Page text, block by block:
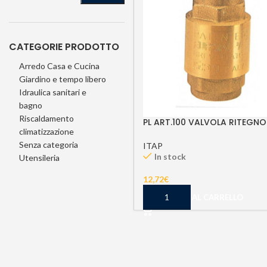
CATEGORIE PRODOTTO
Arredo Casa e Cucina
Giardino e tempo libero
Idraulica sanitari e
bagno
Riscaldamento
climatizzazione
Senza categoria
Utensileria
PL ART.100 VALVOLA
ITAP
In stock
12,72€
AGGIUNGI AL CARRELLO